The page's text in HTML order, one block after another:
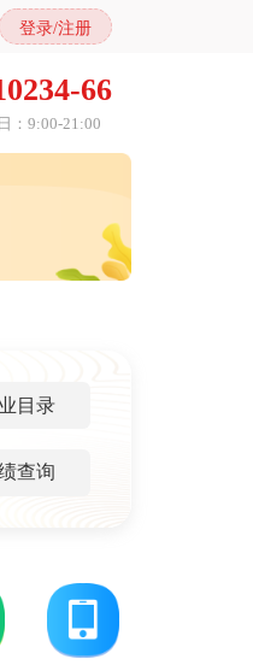
登录/注册
66
：9:00-21:00
目录
查询